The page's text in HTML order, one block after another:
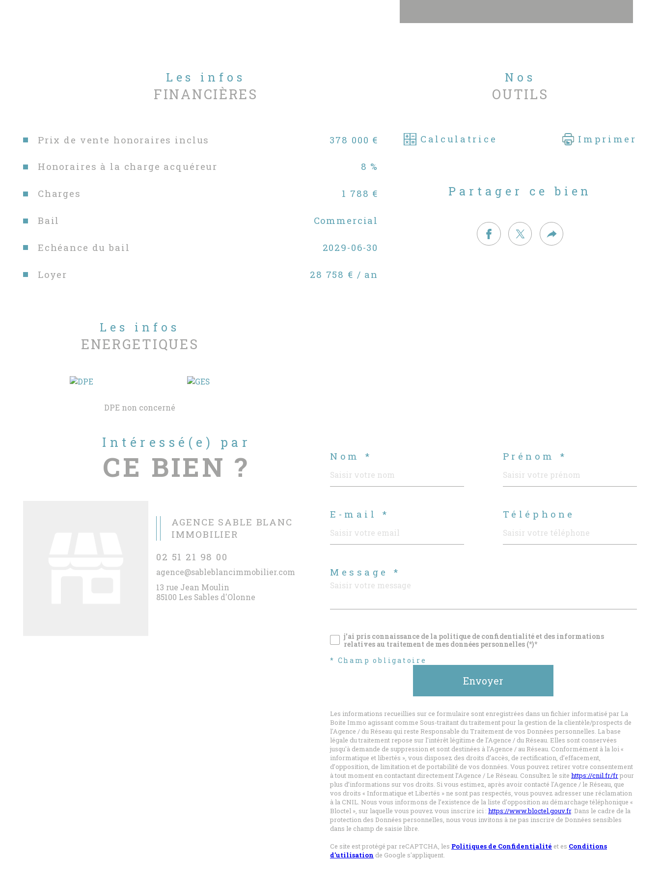
Pour découvrir nos autres biens à la
vente, nous vous invitons à consulter
Les infos
FINANCIÈRES
Prix de vente honoraires inclus 378 000 €
Honoraires à la charge acquéreur 8 %
Charges 1 788 €
Bail Commercial
Echéance du bail 2029-06-30
Loyer 28 758 € / an
Nos
OUTILS
Calculatrice Imprimer
Partager ce bien
Les infos
ENERGETIQUES
DPE non concerné
Intéressé(e) par
CE BIEN ?
AGENCE SABLE BLANC
IMMOBILIER
02 51 21 98 00
agence@sableblancimmobilier.com
13 rue Jean Moulin
85100 Les Sables d'Olonne
Nom * Prénom *
E-mail * Téléphone
Message *
j'ai pris connaissance de la politique de confidentialité et des informations
relatives au traitement de mes données personnelles (*)*
* Champ obligatoire
Envoyer
Les informations recueillies sur ce formulaire sont enregistrées dans un fichier informatisé par La
Boite Immo agissant comme Sous-traitant du traitement pour la gestion de la clientèle/prospects de
l'Agence / du Réseau qui reste Responsable du Traitement de vos Données personnelles. La base
légale du traitement repose sur l'intérêt légitime de l'Agence / du Réseau. Elles sont conservées
jusqu'à demande de suppression et sont destinées à l'Agence / au Réseau. Conformément à la loi «
informatique et libertés », vous disposez des droits d’accès, de rectification, d’effacement,
d’opposition, de limitation et de portabilité de vos données. Vous pouvez retirer votre consentement
à tout moment en contactant directement l’Agence / Le Réseau. Consultez le site https://cnil.fr/frpour
plus d’informations sur vos droits. Si vous estimez, après avoir contacté l'Agence / le Réseau, que
vos droits « Informatique et Libertés » ne sont pas respectés, vous pouvez adresser une réclamation
à la CNIL. Nous vous informons de l’existence de la liste d'opposition au démarchage téléphonique «
Bloctel », sur laquelle vous pouvez vous inscrire ici : https://www.bloctel.gouv.fr. Dans le cadre de la
protection des Données personnelles, nous vous invitons à ne pas inscrire de Données sensibles
dans le champ de saisie libre.
Ce site est protégé par reCAPTCHA, les Politiques de Confidentialité et es Conditions
d'utilisation de Google s'appliquent.